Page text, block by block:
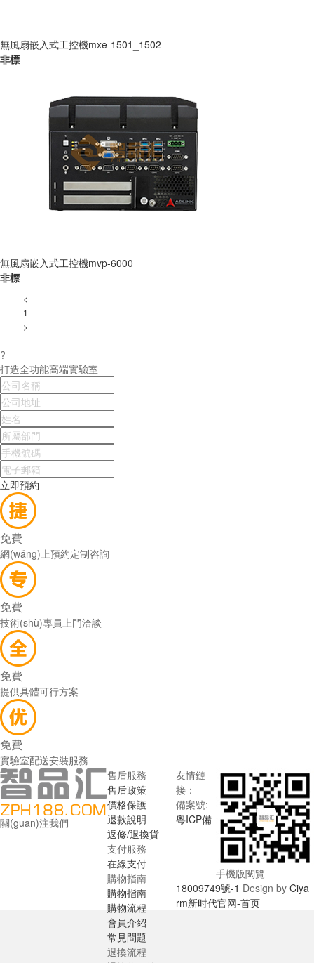
無風扇嵌入式工控機mxe-1501_1502
非標
無風扇嵌入式工控機mvp-6000
非標
<
1
>
?
打造全功能高端實驗室
立即預約
免費
網(wǎng)上預約定制咨詢
免費
技術(shù)專員上門洽談
免費
提供具體可行方案
免費
實驗室配送安裝服務
關(guān)注我們
售后服務
售后政策
價格保護
退款說明
返修/退換貨
支付服務
在線支付
購物指南
購物指南
購物流程
會員介紹
常見問題
退換流程
手機版閱覽
友情鏈
接：
備案號:
粵ICP備
18009749號-1 Design by Ciya
rm新时代官网-首页